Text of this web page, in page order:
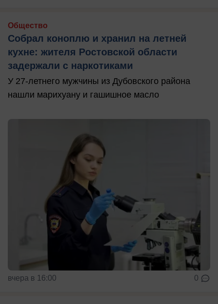
Общество
Собрал коноплю и хранил на летней
кухне: жителя Ростовской области
задержали с наркотиками
У 27-летнего мужчины из Дубовского района
нашли марихуану и гашишное масло
вчера в 16:00 0